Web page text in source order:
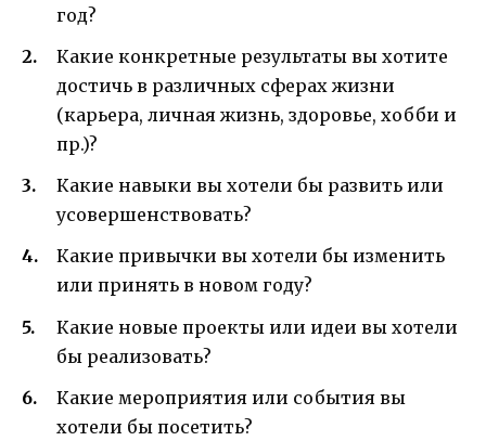
год?
Какие конкретные результаты вы хотите
достичь в различных сферах жизни
(карьера, личная жизнь, здоровье, хобби и
пр.)?
Какие навыки вы хотели бы развить или
усовершенствовать?
Какие привычки вы хотели бы изменить
или принять в новом году?
Какие новые проекты или идеи вы хотели
бы реализовать?
Какие мероприятия или события вы
хотели бы посетить?